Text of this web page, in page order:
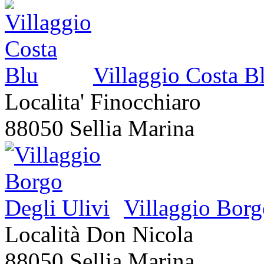
Villaggio Costa
Localita' Finocchiaro
88050 Sellia Marina
Villaggio
Località Don Nicola